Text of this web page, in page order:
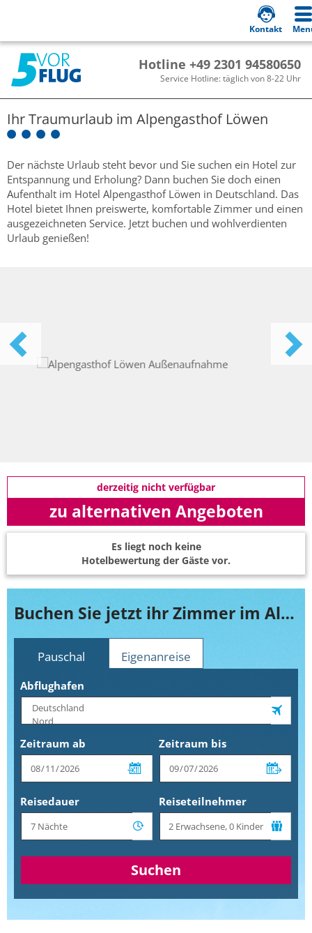
Hotline +49 2301 94580650
Service Hotline: täglich von 8-22 Uhr
Kontakt
Ihr Traumurlaub im Alpengasthof Löwen
Der nächste Urlaub steht bevor und Sie suchen ein Hotel zur
Entspannung und Erholung? Dann buchen Sie doch einen
Aufenthalt im Hotel Alpengasthof Löwen in Deutschland. Das
Hotel bietet Ihnen preiswerte, komfortable Zimmer und einen
ausgezeichneten Service. Jetzt buchen und wohlverdienten
Urlaub genießen!
derzeitig nicht verfügbar
zu alternativen Angeboten
Es liegt noch keine
Hotelbewertung der Gäste vor.
Buchen Sie jetzt ihr Zimmer im Alpengasthof Löwen
Pauschal Eigenanreise
Abflughafen
Zeitraum ab Zeitraum bis
Reisedauer Reiseteilnehmer
Suchen